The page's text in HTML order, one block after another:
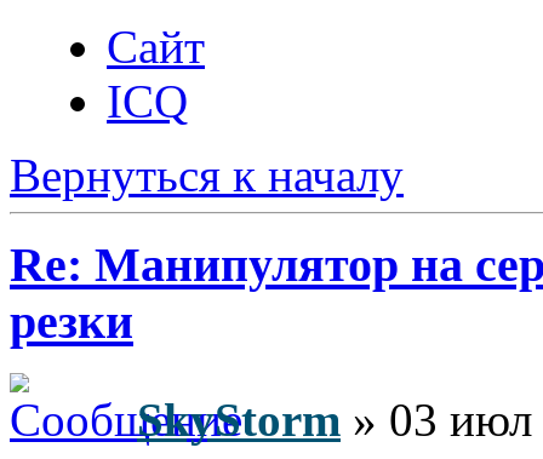
Сайт
ICQ
Вернуться к началу
Re: Манипулятор на
резки
SkyStorm » 03 июл